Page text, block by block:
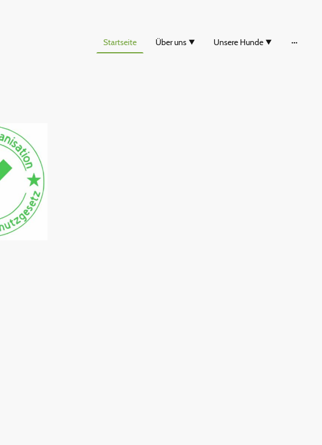
Startseite Über uns Unsere Hunde